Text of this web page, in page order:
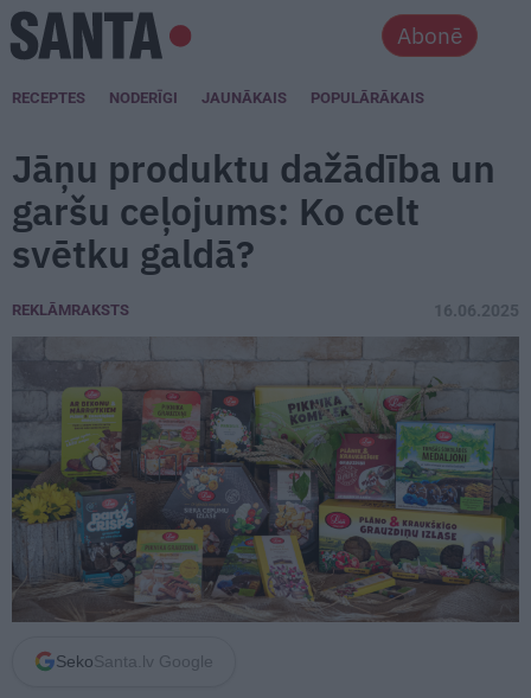
Abonē
RECEPTES NODERĪGI JAUNĀKAIS POPULĀRĀKAIS
Jāņu produktu dažādība un
garšu ceļojums: Ko celt
svētku galdā?
REKLĀMRAKSTS 16.06.2025
Seko Santa.lv Google